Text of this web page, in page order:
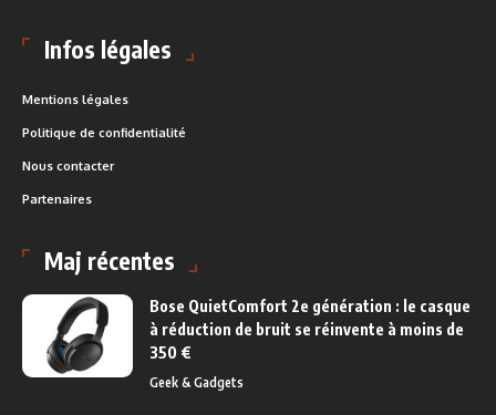
Infos légales
Mentions légales
Politique de confidentialité
Nous contacter
Partenaires
Maj récentes
Bose QuietComfort 2e génération : le casque
à réduction de bruit se réinvente à moins de
350 €
Geek & Gadgets